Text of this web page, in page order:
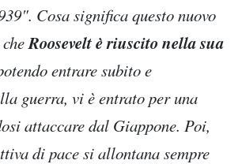
Cosa significa questo nuovo
cheRoosevelt è riuscito nella sua
entrare subito e
guerra, vi è entrato per una
attaccare dal Giappone. Poi,
di pace si allontana sempre